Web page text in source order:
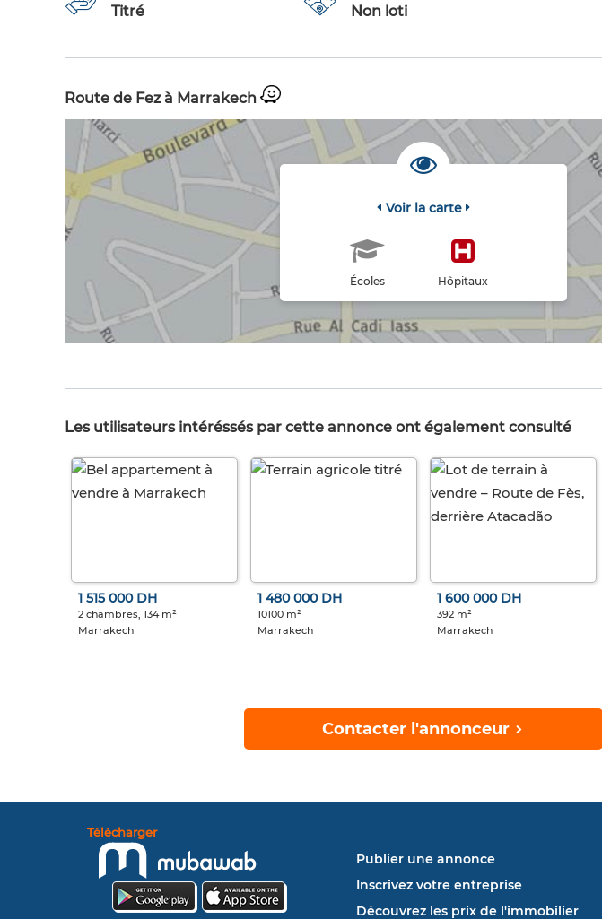
Titré Non loti
Route de Fez à Marrakech
Voir la carte
Écoles Hôpitaux
Les utilisateurs intéréssés par cette annonce ont également consulté
1 515 000 DH
2 chambres, 134 m²
Marrakech
1 480 000 DH
10100 m²
Marrakech
1 600 000 DH
392 m²
Marrakech
Contacter l'annonceur
Télécharger
Publier une annonce
Inscrivez votre entreprise
Découvrez les prix de l'immobilier